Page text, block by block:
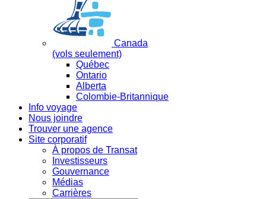
Canada
(vols seulement)
Québec
Ontario
Alberta
Colombie-Britannique
Info voyage
Nous joindre
Trouver une agence
Site corporatif
À propos de Transat
Investisseurs
Gouvernance
Médias
Carrières